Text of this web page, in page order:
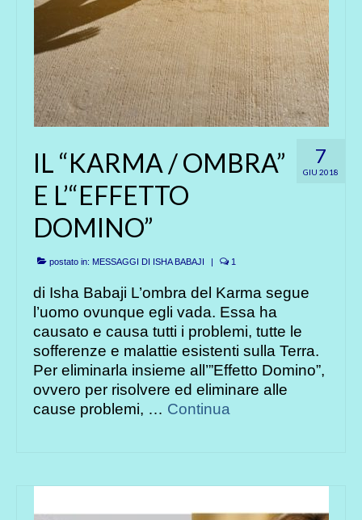
7
GIU 2018
IL “KARMA / OMBRA”
E L’“EFFETTO
DOMINO”
postato in: MESSAGGI DI ISHA BABAJI | 1
di Isha Babaji L’ombra del Karma segue
l’uomo ovunque egli vada. Essa ha
causato e causa tutti i problemi, tutte le
sofferenze e malattie esistenti sulla Terra.
Per eliminarla insieme all’”Effetto Domino”,
ovvero per risolvere ed eliminare alle
cause problemi, … Continua